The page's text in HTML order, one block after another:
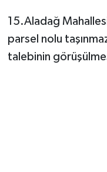
15.Aladağ
parsel nolu
talebinin